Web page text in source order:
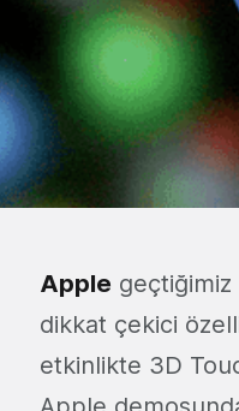
Apple geçtiğimiz
dikkat çekici
etkinlikte 3D